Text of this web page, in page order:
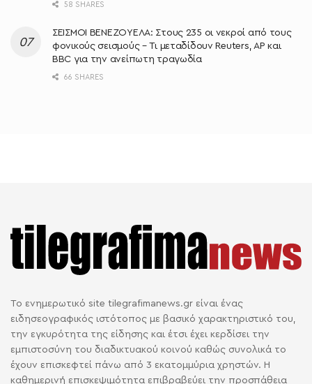
58 SHARES
ΣΕΙΣΜΟΙ ΒΕΝΕΖΟΥΕΛΑ: Στους 235 οι νεκροί από τους
φονικούς σεισμούς – Τι μεταδίδουν Reuters, AP και
BBC για την ανείπωτη τραγωδία
66 SHARES
Το ενημερωτικό site tilegrafimanews.gr είναι ένας
ειδησεογραφικός ιστότοπος με βασικό χαρακτηριστικό του,
την εγκυρότητα της είδησης και έτσι έχει κερδίσει την
εμπιστοσύνη του διαδικτυακού κοινού καθώς συνολικά το
έχουν επισκεφτεί πάνω από 3 εκατομμύρια χρηστών. Η
καθημερινή επισκεψιμότητα επιβραβεύει την προσπάθεια